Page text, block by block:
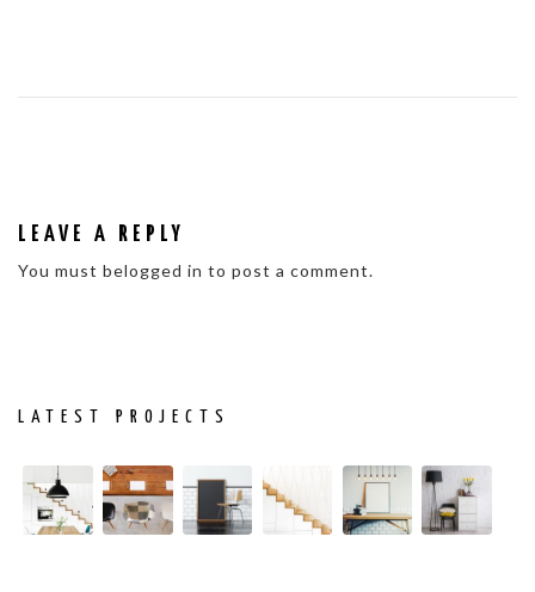
LEAVE A REPLY
You must belogged in to post a comment.
LATEST PROJECTS